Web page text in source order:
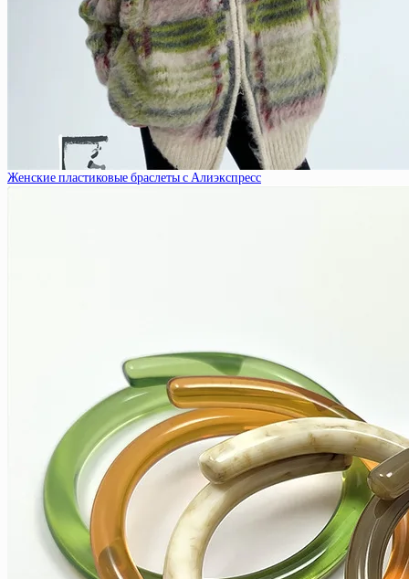
Женские пластиковые браслеты с Алиэкспресс